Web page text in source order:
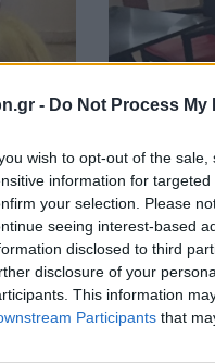
- Do Not Process
wish to opt-out of the
information for
your selection. Please
seeing interest-based
disclosed to third
disclosure of your
This information
Participants that
Τι ζητά